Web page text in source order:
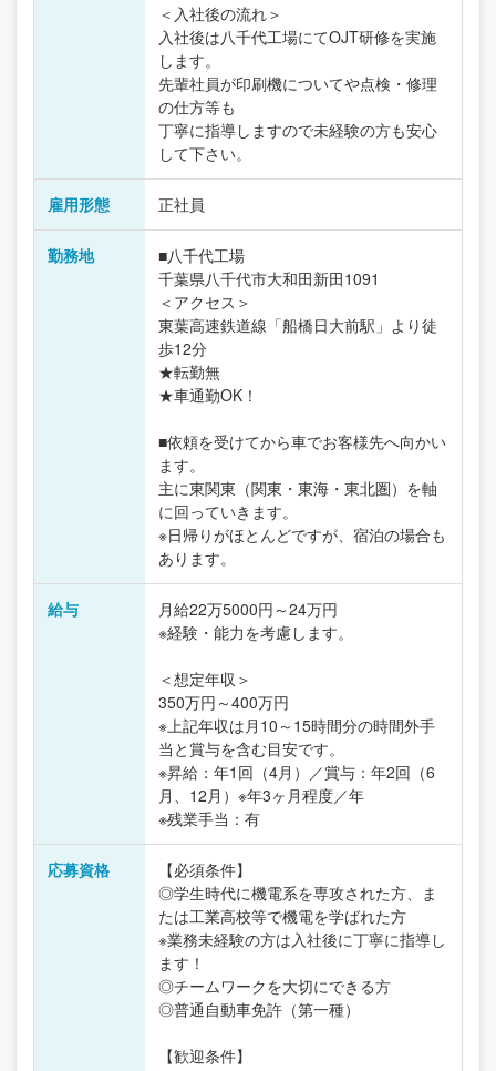
＜入社後の流れ＞
入社後は八千代工場にてOJT研修を実施
します。
先輩社員が印刷機についてや点検・修理
の仕方等も
丁寧に指導しますので未経験の方も安心
して下さい。
雇用形態 正社員
勤務地
■八千代工場
千葉県八千代市大和田新田1091
＜アクセス＞
東葉高速鉄道線「船橋日大前駅」より徒
歩12分
★転勤無
★車通勤OK！
■依頼を受けてから車でお客様先へ向かい
ます。
主に東関東（関東・東海・東北圏）を軸
に回っていきます。
※日帰りがほとんどですが、宿泊の場合も
あります。
給与
月給22万5000円～24万円
※経験・能力を考慮します。
＜想定年収＞
350万円～400万円
※上記年収は月10～15時間分の時間外手
当と賞与を含む目安です。
※昇給：年1回（4月）／賞与：年2回（6
月、12月）※年3ヶ月程度／年
※残業手当：有
応募資格
【必須条件】
◎学生時代に機電系を専攻された方、ま
たは工業高校等で機電を学ばれた方
※業務未経験の方は入社後に丁寧に指導し
ます！
◎チームワークを大切にできる方
◎普通自動車免許（第一種）
【歓迎条件】